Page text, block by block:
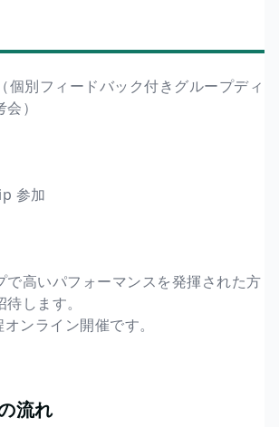
個別フィードバック付きグループディ
）
参加
で高いパフォーマンスを発揮された方
します。
ンライン開催です。
流れ